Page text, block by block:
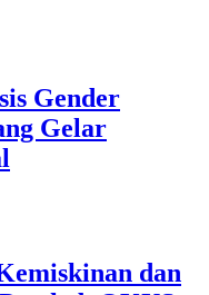
Gender
Gelar
dan